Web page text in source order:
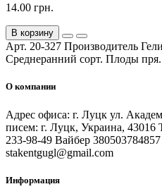
14.00 грн.
В корзину
Арт. 20-327 Производитель
Среднеранний сорт. Плоды
О компании
Адрес офиса: г. Луцк ул.
писем: г. Луцк, Украина, 43016
233-98-49 Вайбер
stakentgugl@gmail.com
Информация